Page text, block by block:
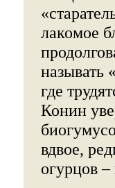
лакомое
называть
где
Конин
вдвое,
огурцов